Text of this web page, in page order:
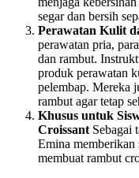
segar dan bersih
Perawatan Kulit
perawatan pria,
dan rambut.
produk perawatan
pelembap. Mereka
rambut agar tetap
Khusus untuk
Croissant Sebagai
Emina memberikan
membuat rambut